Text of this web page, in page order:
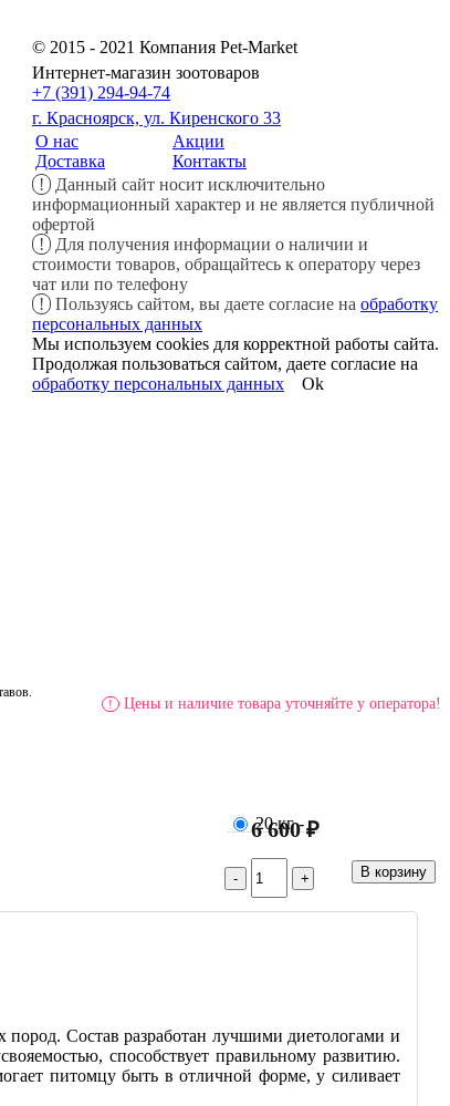
! Цены и наличие товара уточняйте у оператора!
20 кг-
6 600 ₽
Состав разработан лучшими диетологами и
способствует правильному развитию.
питомцу быть в отличной форме, у силивает
© 2015 - 2021 Компания Pet-Market
Интернет-магазин зоотоваров
+7 (391) 294-94-74
г. Красноярск, ул. Киренского 33
О нас
Доставка
Акции
Контакты
!
Данный сайт носит исключительно
информационный характер и не является публичной
офертой
!
Для получения информации о наличии и
стоимости товаров, обращайтесь к оператору через
чат или по телефону
!
Пользуясь сайтом, вы даете согласие на обработку
персональных данных
Мы используем cookies для корректной работы сайта.
Продолжая пользоваться сайтом, даете согласие на
обработку персональных данных
Ok